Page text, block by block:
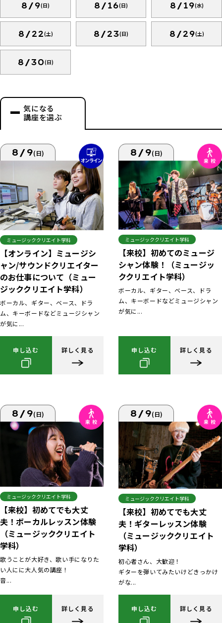
8/9(日) 8/16(日) 8/19(水)
8/22(土) 8/23(日) 8/29(土)
8/30(日)
気になる
講座を選ぶ
8/9(日)
ミュージッククリエイト学科
【オンライン】ミュージシ
ャン/サウンドクリエイター
のお仕事について（ミュー
ジッククリエイト学科）
ボーカル、ギター、ベース、ドラ
ム、キーボードなどミュージシャン
が気に...
申し込む 詳しく見る
8/9(日)
ミュージッククリエイト学科
【来校】初めてのミュージ
シャン体験！（ミュージッ
ククリエイト学科）
ボーカル、ギター、ベース、ドラ
ム、キーボードなどミュージシャン
が気に...
申し込む 詳しく見る
8/9(日)
ミュージッククリエイト学科
【来校】初めてでも大丈
夫！ボーカルレッスン体験
（ミュージッククリエイト
学科）
歌うことが大好き、歌い手になりた
い人にに大人気の講座！
音...
申し込む 詳しく見る
8/9(日)
ミュージッククリエイト学科
【来校】初めてでも大丈
夫！ギターレッスン体験
（ミュージッククリエイト
学科）
初心者さん、大歓迎！
ギターを弾いてみたいけどきっかけ
がな...
申し込む 詳しく見る